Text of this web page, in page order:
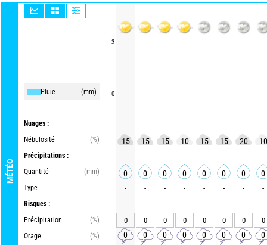
MÉTÉO
Pluie (mm)
Nuages :
Nébulosité
(%)
Précipitations :
Quantité
(mm)
Type
Risques :
Précipitation
(%)
Orage
(%)
3
0
15 15 15 10 15 15 20 10
0 0 0 0 0 0 0 0
- - - - - - - -
0 0 0 0 0 0 0 0
0 0 0 0 0 0 0 0